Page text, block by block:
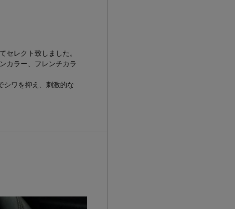
セレクト致しました。
カラー、フレンチカラ
シワを抑え、刺激的な